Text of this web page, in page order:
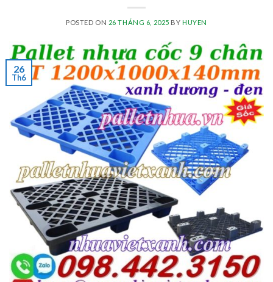
POSTED ON 26 THÁNG 6, 2025 BY HUYEN
26
Th6